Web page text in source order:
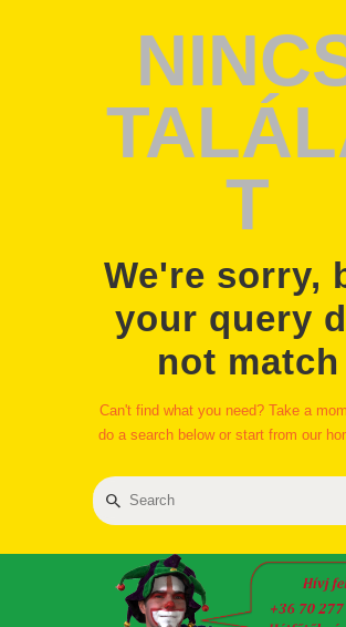
T
We're sorry,
your query
not match
Can't find what you need? Take a
do a search below or start from our